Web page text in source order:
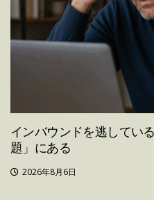
インバウンドを逃してい
題」にある
2026年8月6日